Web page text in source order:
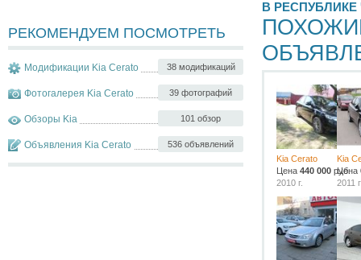
РЕКОМЕНДУЕМ ПОСМОТРЕТЬ
38 модификаций
Модификации Kia Cerato
39 фотографий
Фотогалерея Kia Cerato
101 обзор
Обзоры Kia
536 объявлений
Объявления Kia Cerato
В
Kia Cerato
Цена 440 000 руб.
2010 г.
Kia
Цена
2011